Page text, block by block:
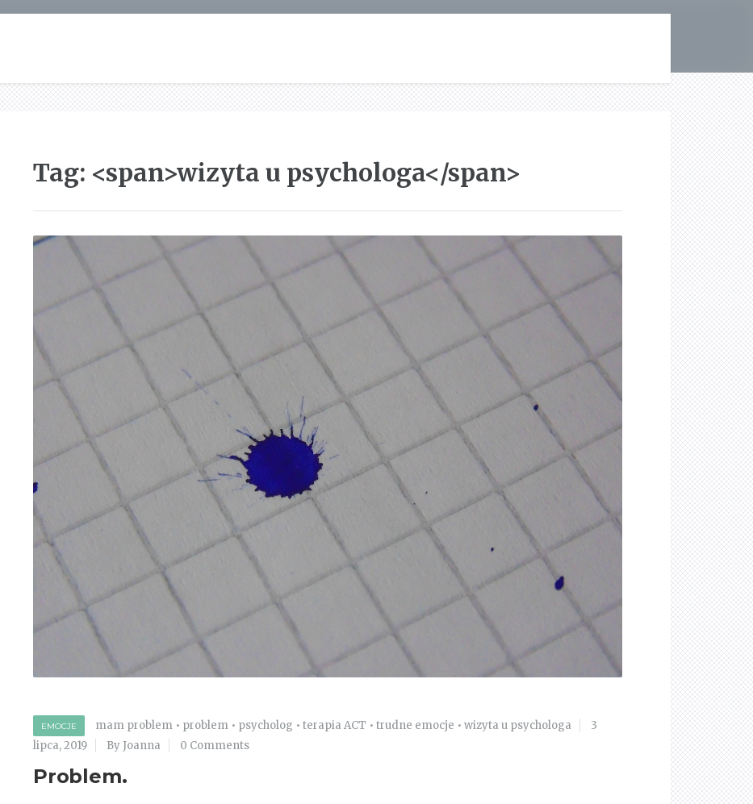
Tag: <span>wizyta u psychologa</span>
EMOCJE mam problem • problem • psycholog • terapia ACT • trudne emocje • wizyta u psychologa
3
lipca, 2019
By Joanna 0 Comments
Problem.